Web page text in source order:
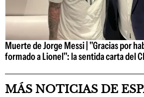
Muerte de Jorge Messi | "Gracias por
formado a Lionel": la sentida carta del
MÁS NOTICIAS DE